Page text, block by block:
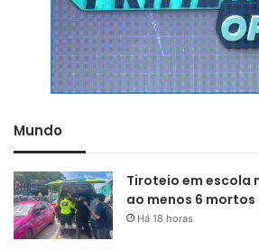
Mundo
Tiroteio em escola
ao menos 6 mortos
Há 18 horas